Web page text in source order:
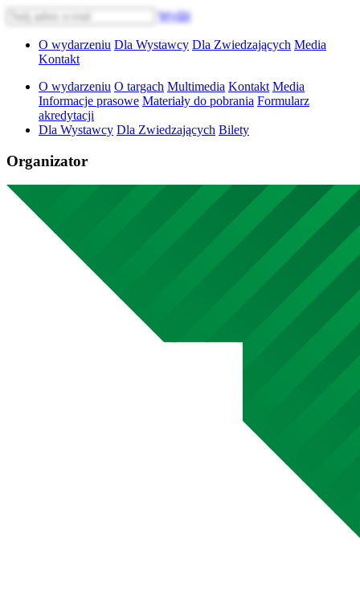
Wyślij
O wydarzeniu Dla Wystawcy Dla Zwiedzających Media
Kontakt
O wydarzeniu O targach Multimedia Kontakt Media
Informacje prasowe Materiały do pobrania Formularz
akredytacji
Dla Wystawcy Dla Zwiedzających Bilety
Organizator